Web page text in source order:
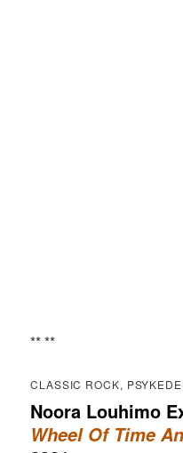
** **
CLASSIC ROCK,
Noora Louhimo
Wheel Of Time